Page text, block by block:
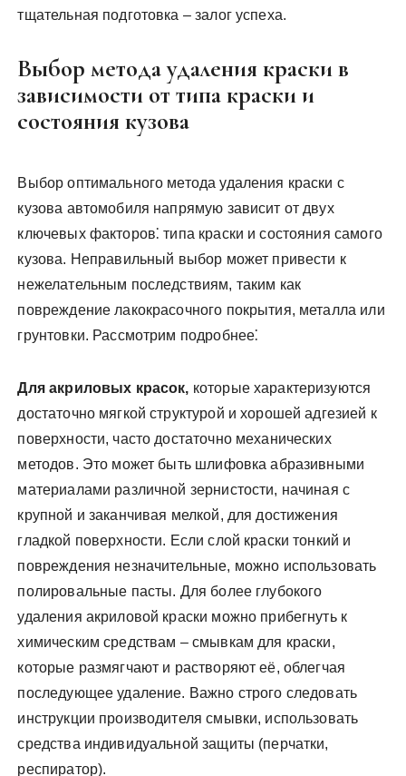
тщательная подготовка – залог успеха.
Выбор метода удаления краски в
зависимости от типа краски и
состояния кузова
Выбор оптимального метода удаления краски с
кузова автомобиля напрямую зависит от двух
ключевых факторов⁚ типа краски и состояния самого
кузова. Неправильный выбор может привести к
нежелательным последствиям, таким как
повреждение лакокрасочного покрытия, металла или
грунтовки. Рассмотрим подробнее⁚
Для акриловых красок, которые характеризуются
достаточно мягкой структурой и хорошей адгезией к
поверхности, часто достаточно механических
методов. Это может быть шлифовка абразивными
материалами различной зернистости, начиная с
крупной и заканчивая мелкой, для достижения
гладкой поверхности. Если слой краски тонкий и
повреждения незначительные, можно использовать
полировальные пасты. Для более глубокого
удаления акриловой краски можно прибегнуть к
химическим средствам – смывкам для краски,
которые размягчают и растворяют её, облегчая
последующее удаление. Важно строго следовать
инструкции производителя смывки, использовать
средства индивидуальной защиты (перчатки,
респиратор).